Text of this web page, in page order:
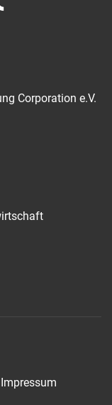
Corporation e.V.
Impressum